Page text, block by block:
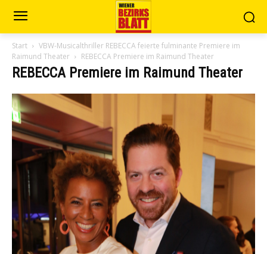
Start
VBW-Musicalthriller REBECCA feierte fulminante Premiere im
Raimund Theater
REBECCA Premiere im Raimund Theater
REBECCA Premiere im Raimund Theater